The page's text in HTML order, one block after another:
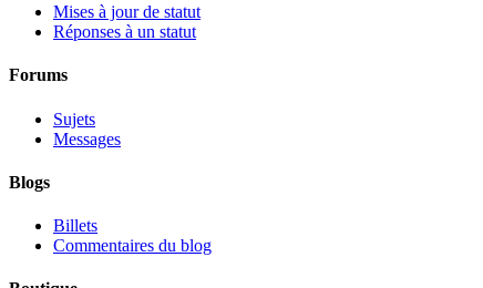
Mises à jour de statut
Réponses à un statut
Forums
Sujets
Messages
Blogs
Billets
Commentaires du blog